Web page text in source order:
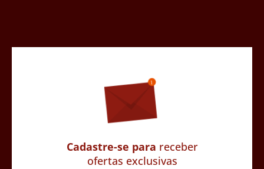
Cadastre-se para receber
ofertas exclusivas